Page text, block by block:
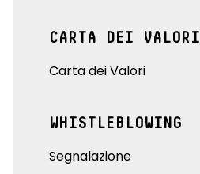
CARTA DEI VALORI
Carta dei Valori
WHISTLEBLOWING
Segnalazione